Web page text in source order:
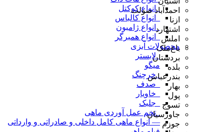
_انواع کوکتل
_انواع کالباس
_انواع ژامبون
_انواع همبرگر
محصولات آبزی
_لابستر
میگو
_خرچنگ
_صدف
_خاویار
_جلبک
_تخم عمل آوردی ماهی
— انواع ماهی کامل داخلی و صادراتی و وارداتی
احمدآباد صولت
ازنا
اشتهارد
املش
باغ‌ملک
بردستان
بلده
بندرعباس
بهار
پول
تسوج
جاورسیان
جوزم